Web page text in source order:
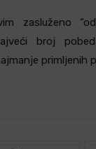
zasluženo
broj
primljenih